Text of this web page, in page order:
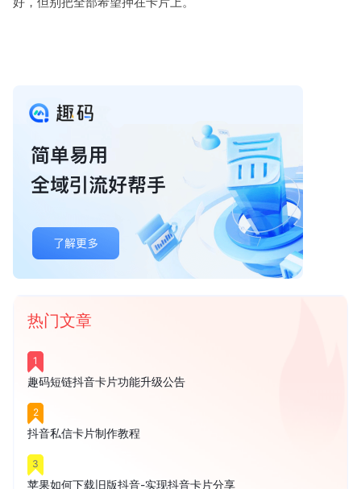
热门文章
1
趣码短链抖音卡片功能升级公告
2
抖音私信卡片制作教程
3
苹果如何下载旧版抖音-实现抖音卡片分享